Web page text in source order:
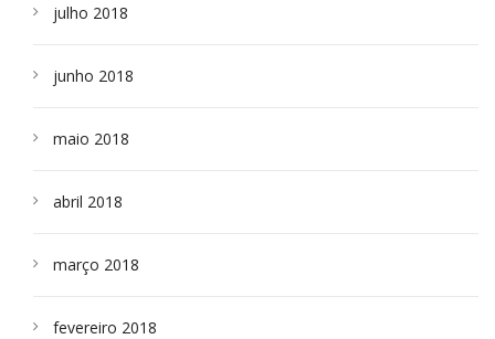
julho 2018
junho 2018
maio 2018
abril 2018
março 2018
fevereiro 2018